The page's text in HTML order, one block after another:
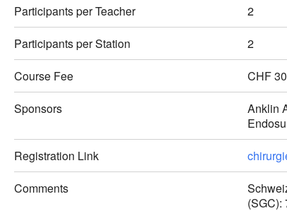
Participants per Teacher
2
Participants per Station
2
Course Fee
CHF
Sponsors
Anklin
Registration Link
Comments
(SGC):